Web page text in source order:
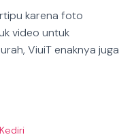
karena foto
video untuk
ViuiT enaknya juga